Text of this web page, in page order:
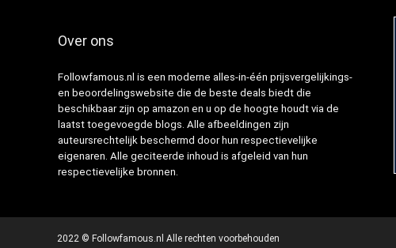
Over ons
Followfamous.nl is een moderne alles-in-één prijsvergelijkings-
en beoordelingswebsite die de beste deals biedt die
beschikbaar zijn op amazon en u op de hoogte houdt via de
laatst toegevoegde blogs. Alle afbeeldingen zijn
auteursrechtelijk beschermd door hun respectievelijke
eigenaren. Alle geciteerde inhoud is afgeleid van hun
respectievelijke bronnen.
2022 © Followfamous.nl Alle rechten voorbehouden